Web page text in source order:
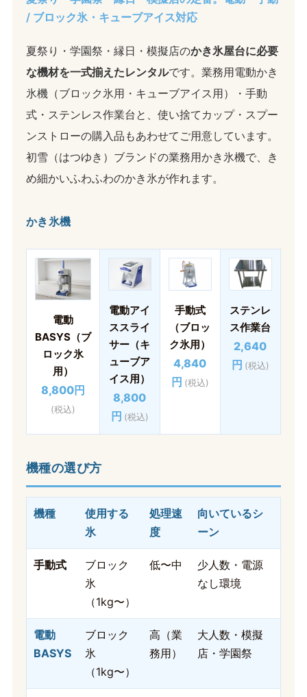
/ ブロック氷・キューブアイス対応
夏祭り・学園祭・縁日・模擬店のかき氷屋台に必要
な機材を一式揃えたレンタルです。業務用電動かき
氷機（ブロック氷用・キューブアイス用）・手動
式・ステンレス作業台と、使い捨てカップ・スプー
ンストローの購入品もあわせてご用意しています。
初雪（はつゆき）ブランドの業務用かき氷機で、き
め細かいふわふわのかき氷が作れます。
かき氷機
電動
BASYS（ブ
ロック氷
用）
8,800円
(税込)
電動アイ
ススライ
サー（キ
ューブア
イス用）
8,800
円 (税込)
手動式
（ブロッ
ク氷用）
4,840
円 (税込)
ステンレ
ス作業台
2,640
円 (税込)
機種の選び方
機種
使用する
氷
処理速
度
向いているシ
ーン
手動式
ブロック
氷
（1kg〜）
低〜中
少人数・電源
なし環境
電動
BASYS
ブロック
氷
（1kg〜）
高（業
務用）
大人数・模擬
店・学園祭